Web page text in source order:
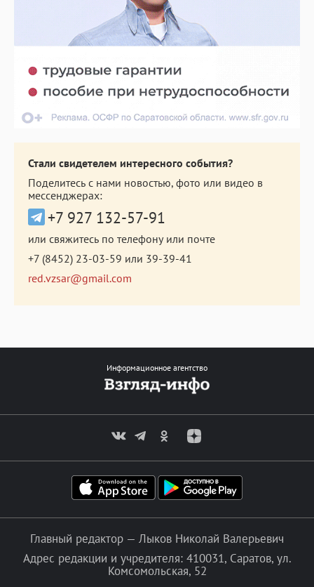
Стали свидетелем интересного события?
Поделитесь с нами новостью, фото или видео в
мессенджерах:
+7 927 132-57-91
или свяжитесь по телефону или почте
+7 (8452) 23-03-59 или 39-39-41
red.vzsar@gmail.com
Информационное агентство
Главный редактор — Лыков Николай Валерьевич
Адрес редакции и учредителя: 410031, Саратов, ул.
Комсомольская, 52